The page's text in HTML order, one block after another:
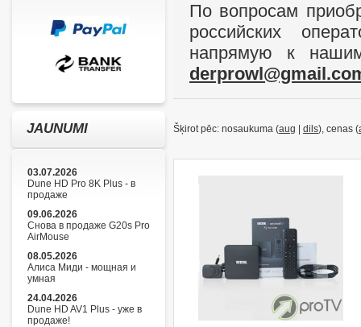
JAUNUMI
03.07.2026
Dune HD Pro 8K Plus - в
продаже
09.06.2026
Снова в продаже G20s Pro
AirMouse
08.05.2026
Алиса Миди - мощная и
умная
24.04.2026
Dune HD AV1 Plus - уже в
продаже!
По вопросам
российских
напрямую к
Šķirot pēc: nosaukuma (aug dils), cenas (